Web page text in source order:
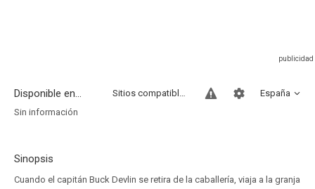
Disponible en... España
Sitios compatibles
Sin información
Sinopsis
Cuando el capitán Buck Devlin se retira de la caballería, viaja a la granja